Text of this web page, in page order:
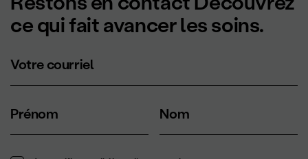
ce qui fait avancer les soins.
Votre courriel
Prénom Nom